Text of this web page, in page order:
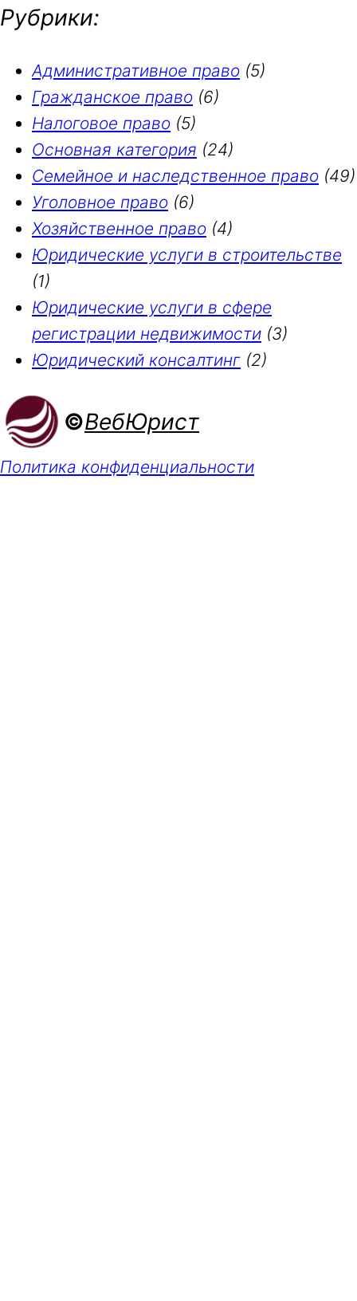
с
Рубрики:
Административное право (5)
Гражданское право (6)
Налоговое право (5)
Основная категория (24)
Семейное и наследственное право (49)
Уголовное право (6)
Хозяйственное право (4)
Юридические услуги в строительстве
(1)
Юридические услуги в сфере
регистрации недвижимости (3)
Юридический консалтинг (2)
©ВебЮрист
Политика конфиденциальности